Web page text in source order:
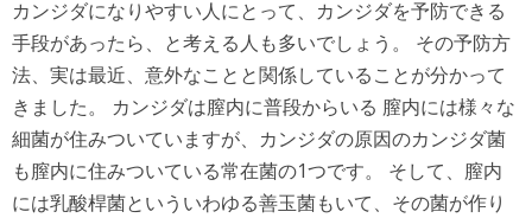
カンジダになりやすい人にとって、カンジダを予防できる
手段があったら、と考える人も多いでしょう。 その予防方
法、実は最近、意外なことと関係していることが分かって
きました。 カンジダは膣内に普段からいる 膣内には様々な
細菌が住みついていますが、カンジダの原因のカンジダ菌
も膣内に住みついている常在菌の1つです。 そして、膣内
には乳酸桿菌といういわゆる善玉菌もいて、その菌が作り